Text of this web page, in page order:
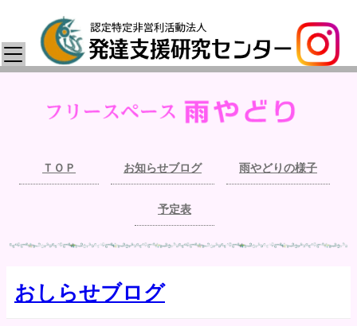
ＴＯＰ お知らせブログ 雨やどりの様子
予定表
おしらせブログ